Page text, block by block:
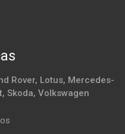
Rover, Lotus, Mercedes-
Skoda, Volkswagen